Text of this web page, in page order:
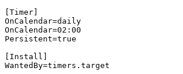
[Timer]
OnCalendar=daily
OnCalendar=02:00
Persistent=true
[Install]